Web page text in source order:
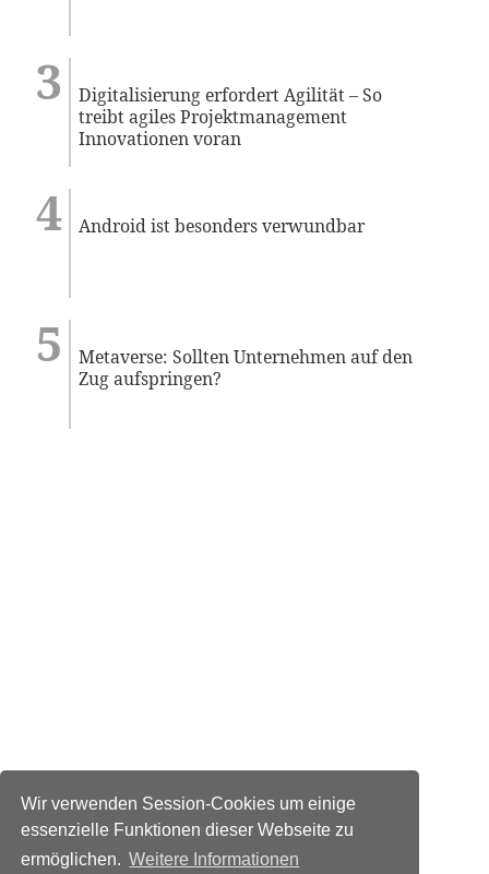
Wir verwenden Session-Cookies um einige
essenzielle Funktionen dieser Webseite zu
ermöglichen. Weitere Informationen
Digitalisierung erfordert Agilität – So
treibt agiles Projektmanagement
Innovationen voran
Android ist besonders verwundbar
Metaverse: Sollten Unternehmen auf den
Zug aufspringen?